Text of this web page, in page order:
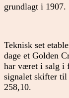
grundlagt i 1907.
Teknisk set
dage et Golden
har været i salg i
signalet skifter til
258,10.